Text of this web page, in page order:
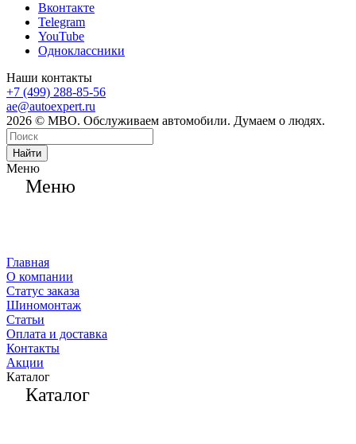
Вконтакте
Telegram
YouTube
Одноклассники
Наши контакты
+7 (499) 288-85-56
ae@autoexpert.ru
2026 © МВО. Обслуживаем автомобили. Думаем о людях.
Найти
Меню
Меню
Главная
О компании
Статус заказа
Шиномонтаж
Статьи
Оплата и доставка
Контакты
Акции
Каталог
Каталог